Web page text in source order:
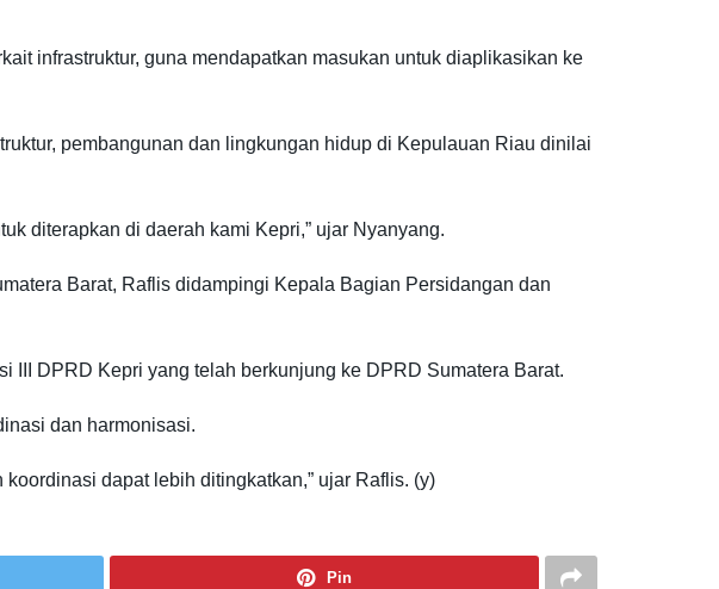
infrastruktur, guna mendapatkan masukan untuk diaplikasikan ke
pembangunan dan lingkungan hidup di Kepulauan Riau dinilai
diterapkan di daerah kami Kepri,” ujar Nyanyang.
Barat, Raflis didampingi Kepala Bagian Persidangan dan
III DPRD Kepri yang telah berkunjung ke DPRD Sumatera Barat.
dan harmonisasi.
dapat lebih ditingkatkan,” ujar Raflis. (y)
Pin